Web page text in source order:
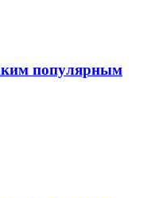
популярным